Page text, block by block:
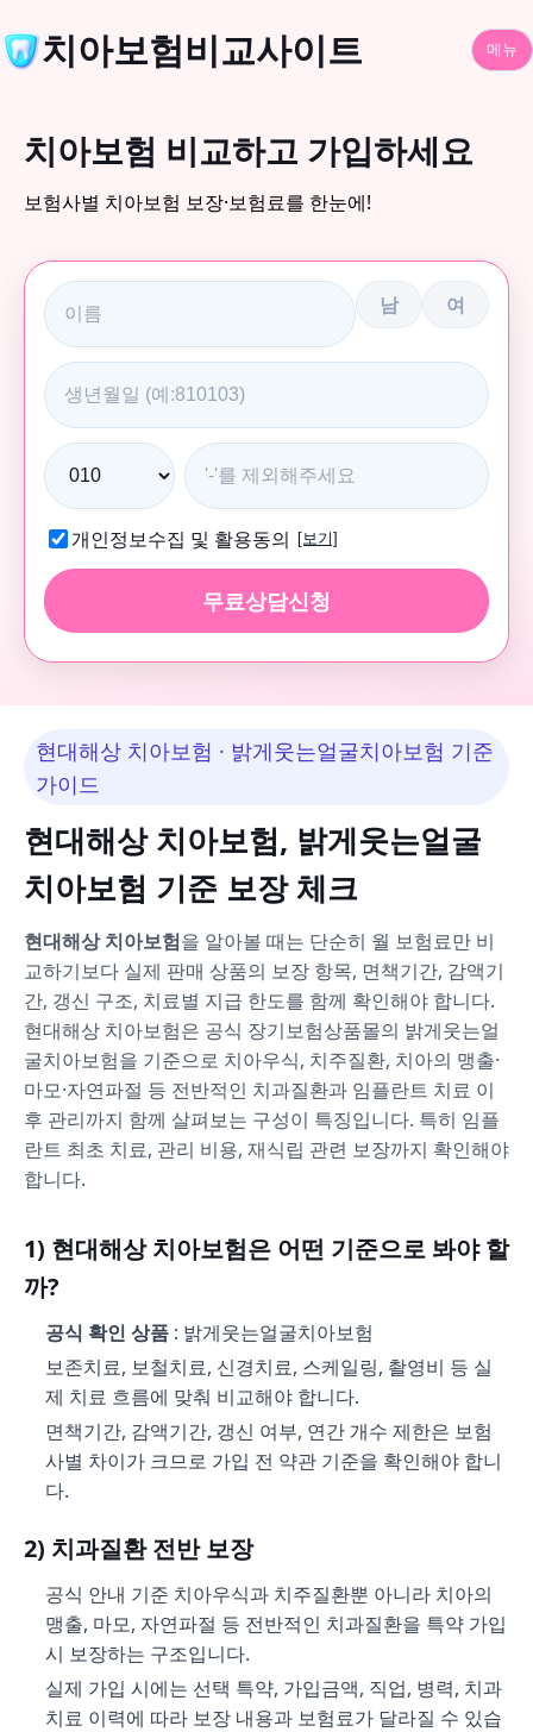
치아보험비교사이트 메뉴
치아보험 비교하고 가입하세요
보험사별 치아보험 보장·보험료를 한눈에!
남 여
개인정보수집 및 활용동의 [보기]
무료상담신청
현대해상 치아보험 · 밝게웃는얼굴치아보험 기준
가이드
현대해상 치아보험, 밝게웃는얼굴
치아보험 기준 보장 체크
현대해상 치아보험을 알아볼 때는 단순히 월 보험료만 비
교하기보다 실제 판매 상품의 보장 항목, 면책기간, 감액기
간, 갱신 구조, 치료별 지급 한도를 함께 확인해야 합니다.
현대해상 치아보험은 공식 장기보험상품몰의 밝게웃는얼
굴치아보험을 기준으로 치아우식, 치주질환, 치아의 맹출·
마모·자연파절 등 전반적인 치과질환과 임플란트 치료 이
후 관리까지 함께 살펴보는 구성이 특징입니다. 특히 임플
란트 최초 치료, 관리 비용, 재식립 관련 보장까지 확인해야
합니다.
1) 현대해상 치아보험은 어떤 기준으로 봐야 할
까?
공식 확인 상품 : 밝게웃는얼굴치아보험
보존치료, 보철치료, 신경치료, 스케일링, 촬영비 등 실
제 치료 흐름에 맞춰 비교해야 합니다.
면책기간, 감액기간, 갱신 여부, 연간 개수 제한은 보험
사별 차이가 크므로 가입 전 약관 기준을 확인해야 합니
다.
2) 치과질환 전반 보장
공식 안내 기준 치아우식과 치주질환뿐 아니라 치아의
맹출, 마모, 자연파절 등 전반적인 치과질환을 특약 가입
시 보장하는 구조입니다.
실제 가입 시에는 선택 특약, 가입금액, 직업, 병력, 치과
치료 이력에 따라 보장 내용과 보험료가 달라질 수 있습